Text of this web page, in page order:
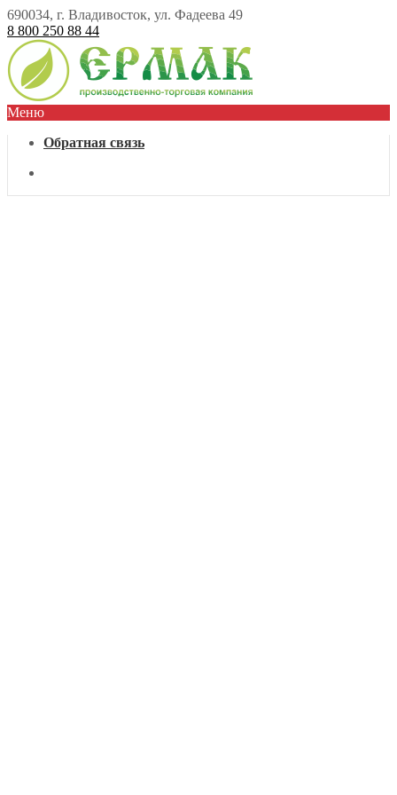
690034, г. Владивосток, ул. Фадеева 49
8 800 250 88 44
Меню
Обратная связь